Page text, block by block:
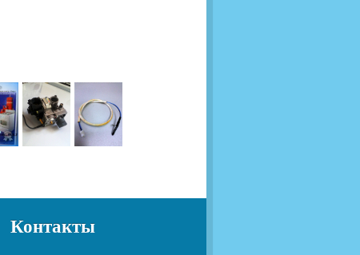
Контакты